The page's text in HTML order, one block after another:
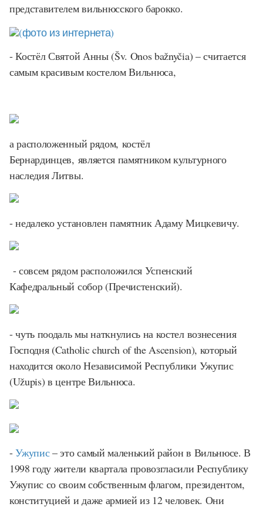
представителем вильнюсского барокко.
(фото из интернета)
- Костёл Святой Анны (Šv. Onos bažnyčia) – считается
самым красивым костелом Вильнюса,
а расположенный рядом, костёл
Бернардинцев, является памятником культурного
наследия Литвы.
- недалеко установлен памятник Адаму Мицкевичу.
- совсем рядом расположился Успенский
Кафедральный собор (Пречистенский).
- чуть поодаль мы наткнулись на костел вознесения
Господня (Catholic church of the Ascension), который
находится около Независимой Республики Ужупис
(Užupis) в центре Вильнюса.
-Ужупис– это самый маленький район в Вильнюсе. В
1998 году жители квартала провозгласили Республику
Ужупис со своим собственным флагом, президентом,
конституцией и даже армией из 12 человек. Они